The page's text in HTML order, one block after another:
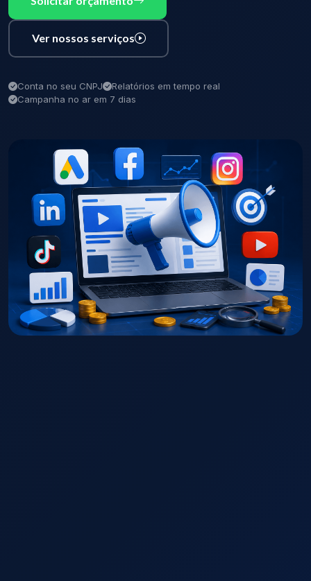
Ver nossos serviços
Conta no seu CNPJ
Relatórios em tempo real
Campanha no ar em 7 dias